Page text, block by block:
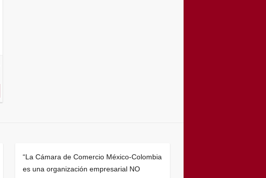
“La Cámara de Comercio México-Colombia
es una organización empresarial NO